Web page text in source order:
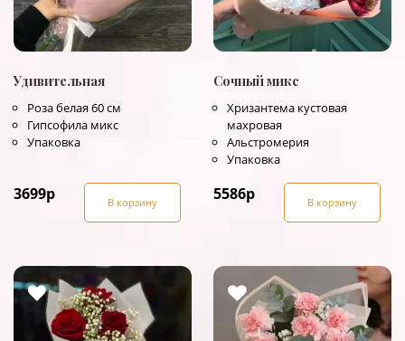
Удивительная
Роза белая 60 см
Гипсофила микс
Упаковка
3699р В корзину
Сочный микс
Хризантема кустовая
махровая
Альстромерия
Упаковка
5586р В корзину